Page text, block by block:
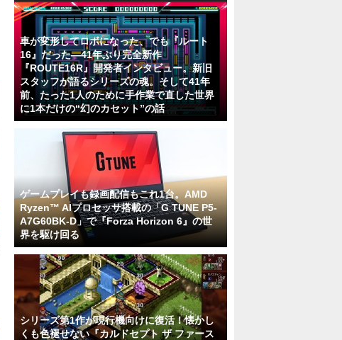
車が変形してロボになった、でも『ルート
16』だった―41年ぶり完全新作
『ROUTE16R』開発者インタビュー。新旧
スタッフが語るシリーズの魂。そして41年
前、たった1人のために手作業で直した世界
に1本だけの“幻のカセット”の話
ゲームプレイも録画配信もこれ1台。AMD
Ryzen™ AIプロセッサ搭載の「G TUNE P5-
A7G60BK-D」で『Forza Horizon 6』の世
界を駆け回る
シリーズ第1作が現行機向けに復活！懐かし
くも色褪せない『カルドセプト ザ ファース